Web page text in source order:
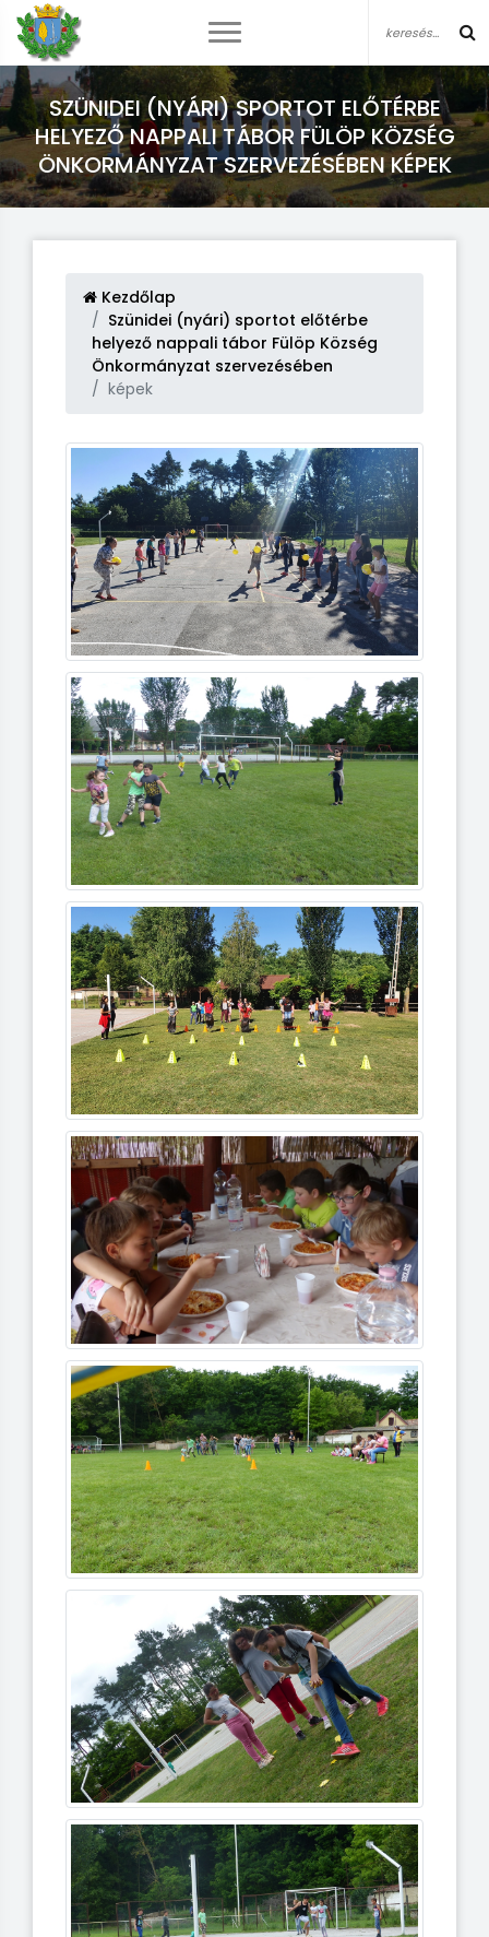
SZÜNIDEI (NYÁRI) SPORTOT ELŐTÉRBE
HELYEZŐ NAPPALI TÁBOR FÜLÖP KÖZSÉG
ÖNKORMÁNYZAT SZERVEZÉSÉBEN KÉPEK
Kezdőlap
Szünidei (nyári) sportot előtérbe
helyező nappali tábor Fülöp Község
Önkormányzat szervezésében
képek